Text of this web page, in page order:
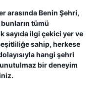
arasında Benin Şehri,
tümü
sayıda ilgi çekici yer ve
sahip, herkese
hangi şehri
bir deneyim